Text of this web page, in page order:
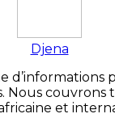
Djena
d’informations
Nous couvrons
et